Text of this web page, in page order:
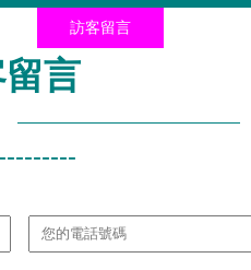
訪客留言
言